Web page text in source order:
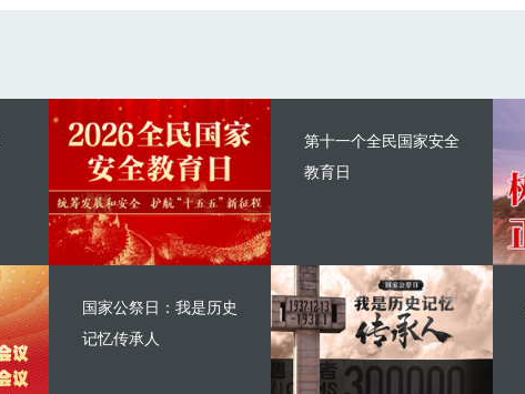
第十一个全民国家安全
教育日
国家公祭日：我是历史
记忆传承人